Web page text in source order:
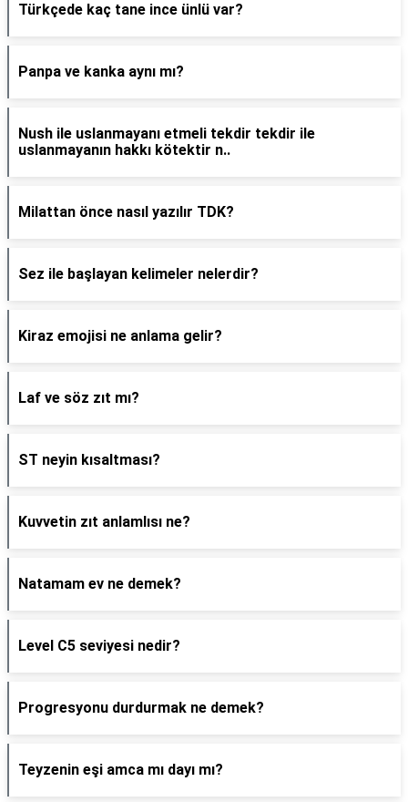
Türkçede kaç tane ince ünlü var?
Panpa ve kanka aynı mı?
Nush ile uslanmayanı etmeli tekdir tekdir ile
uslanmayanın hakkı kötektir n..
Milattan önce nasıl yazılır TDK?
Sez ile başlayan kelimeler nelerdir?
Kiraz emojisi ne anlama gelir?
Laf ve söz zıt mı?
ST neyin kısaltması?
Kuvvetin zıt anlamlısı ne?
Natamam ev ne demek?
Level C5 seviyesi nedir?
Progresyonu durdurmak ne demek?
Teyzenin eşi amca mı dayı mı?